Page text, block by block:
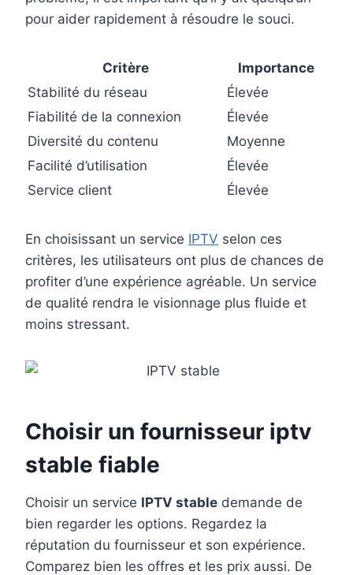
pour aider rapidement à résoudre le souci.
Critère
Importance
Stabilité du réseau
Élevée
Fiabilité de la connexion
Élevée
Diversité du contenu
Moyenne
Facilité d’utilisation
Élevée
Service client
Élevée
En choisissant un service IPTV selon ces
critères, les utilisateurs ont plus de chances de
profiter d’une expérience agréable. Un service
de qualité rendra le visionnage plus fluide et
moins stressant.
Choisir un fournisseur iptv
stable fiable
Choisir un service IPTV stable demande de
bien regarder les options. Regardez la
réputation du fournisseur et son expérience.
Comparez bien les offres et les prix aussi. De